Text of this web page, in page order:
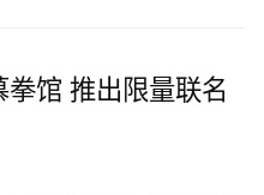
建新型能源体系、推动能源绿
的战略任务，也是培育...
馆 推出限量联名